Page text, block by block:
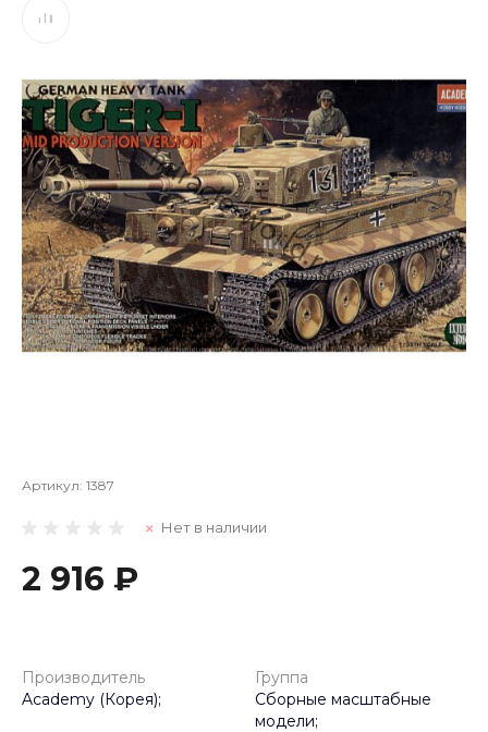
Артикул: 1387
Нет в наличии
2 916 ₽
Производитель
Academy (Корея);
Группа
Сборные масштабные
модели;